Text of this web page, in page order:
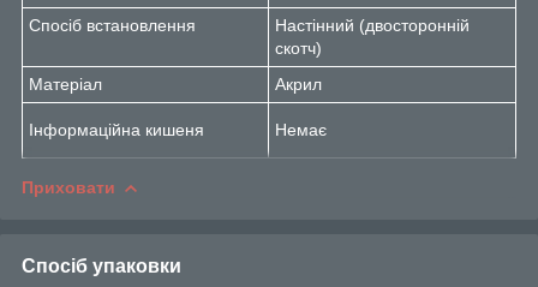
Спосіб встановлення
Настінний (двосторонній
скотч)
Матеріал
Акрил
Інформаційна кишеня Немає
Приховати
Спосіб упаковки